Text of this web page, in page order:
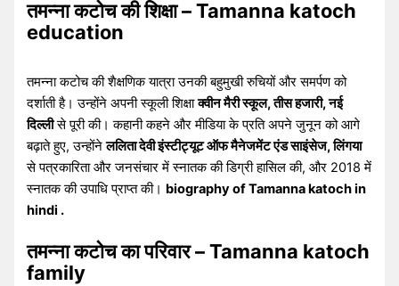
तमन्ना कटोच की शिक्षा – Tamanna katoch
education
तमन्ना कटोच की शैक्षणिक यात्रा उनकी बहुमुखी रुचियों और समर्पण को
दर्शाती है। उन्होंने अपनी स्कूली शिक्षाक्वीन मैरी स्कूल, तीस हजारी, नई
दिल्लीसे पूरी की। कहानी कहने और मीडिया के प्रति अपने जुनून को आगे
बढ़ाते हुए, उन्होंनेललिता देवी इंस्टीट्यूट ऑफ मैनेजमेंट एंड साइंसेज, लिंगया
से पत्रकारिता और जनसंचार में स्नातक की डिग्री हासिल की, और 2018 में
स्नातक की उपाधि प्राप्त की। biography of Tamanna katoch in
hindi .
तमन्ना कटोच का परिवार – Tamanna katoch
family